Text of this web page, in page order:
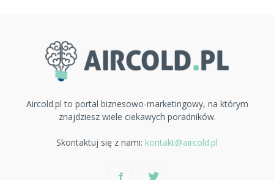
Aircold.pl to portal biznesowo-marketingowy, na którym
znajdziesz wiele ciekawych poradników.
Skontaktuj się z nami: kontakt@aircold.pl